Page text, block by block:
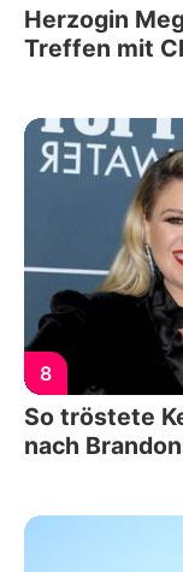
Herzogin
Treffen mit
8
So tröstete
nach